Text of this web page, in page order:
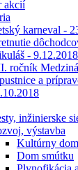
akcií
karneval -
- 9.12.2018
ročník
a
inžinierske
výstavba
Kultúrny dom
Dom smútku